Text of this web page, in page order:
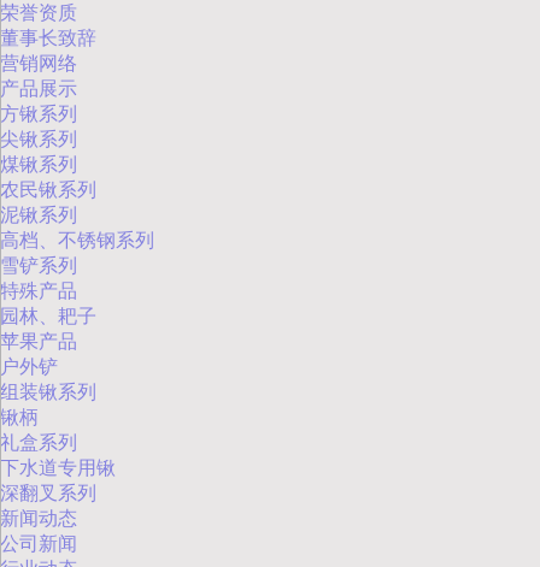
荣誉资质
董事长致辞
营销网络
产品展示
方锹系列
尖锹系列
煤锹系列
农民锹系列
泥锹系列
高档、不锈钢系列
雪铲系列
特殊产品
园林、耙子
苹果产品
户外铲
组装锹系列
锹柄
礼盒系列
下水道专用锹
深翻叉系列
新闻动态
公司新闻